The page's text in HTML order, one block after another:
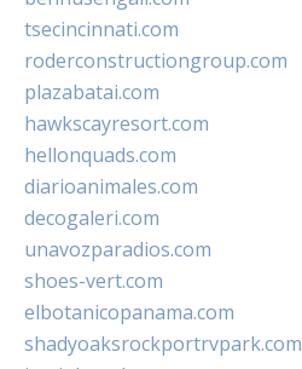
tsecincinnati.com
roderconstructiongroup.com
plazabatai.com
hawkscayresort.com
hellonquads.com
diarioanimales.com
decogaleri.com
unavozparadios.com
shoes-vert.com
elbotanicopanama.com
shadyoaksrockportrvpark.com